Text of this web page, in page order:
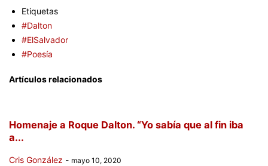
Etiquetas
#Dalton
#ElSalvador
#Poesía
Artículos relacionados
Homenaje a Roque Dalton. “Yo sabía que al fin iba
a...
Cris González - mayo 10, 2020